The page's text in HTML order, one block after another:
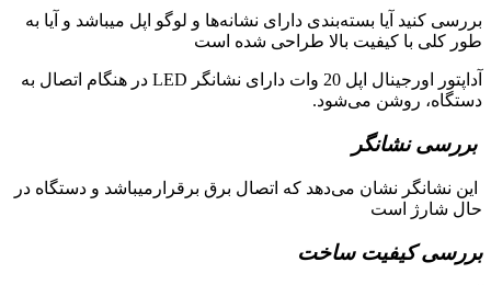
بررسی کنید آیا بسته‌بندی دارای نشانه‌ها و لوگو اپل میباشد و آیا به
طور کلی با کیفیت بالا طراحی شده است
آداپتور اورجینال اپل 20 وات دارای نشانگر LED در هنگام اتصال به
دستگاه، روشن می‌شود.
بررسی نشانگر
این نشانگر نشان می‌دهد که اتصال برق برقرارمیباشد و دستگاه در
حال شارژ است
بررسی کیفیت ساخت